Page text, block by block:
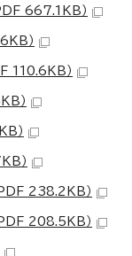
PDF 667.1KB）
）
110.6KB）
）
）
）
PDF 238.2KB）
PDF 208.5KB）